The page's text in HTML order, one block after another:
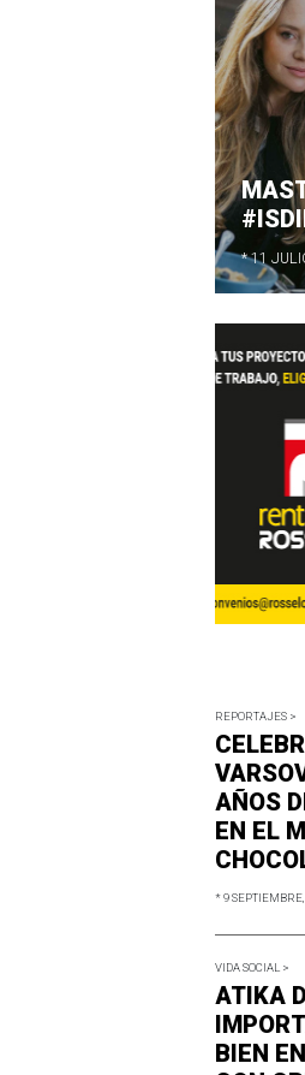
* 11
REPORTAJES >
AÑOS
EN EL
* 9
VIDA SOCIAL >
ATIKA
BIEN